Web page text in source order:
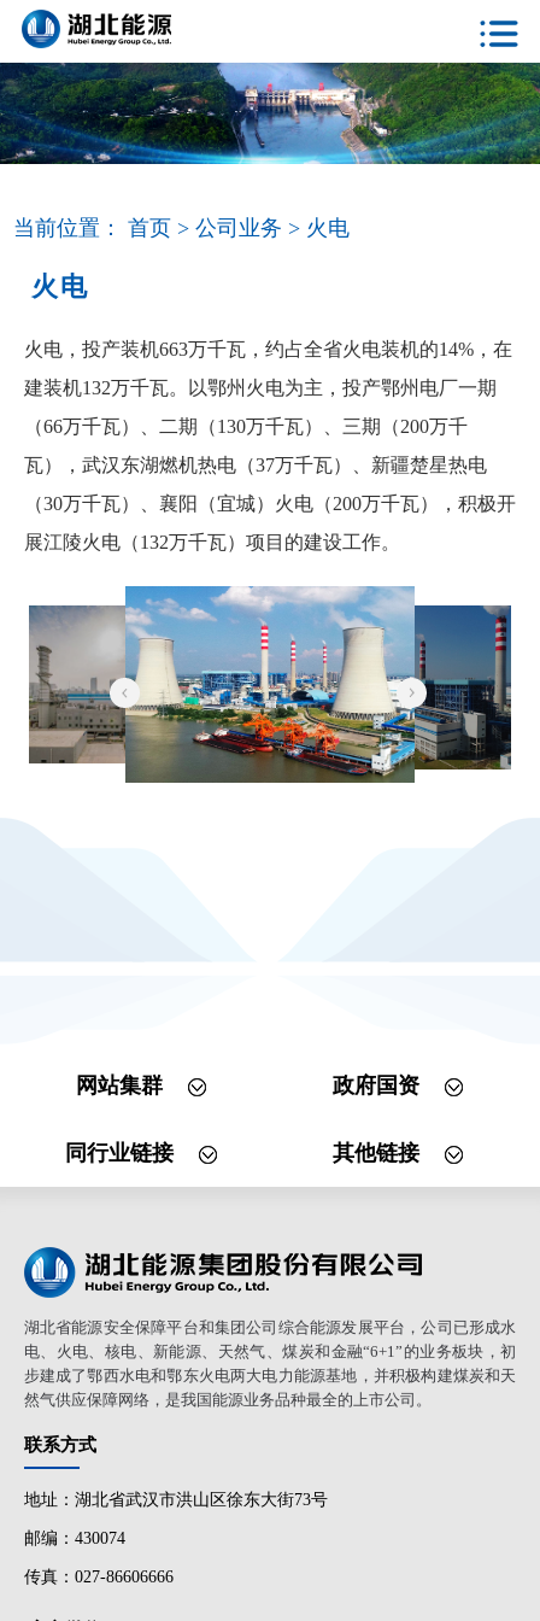
当前位置：首页 >公司业务 > 火电
火电
火电，投产装机663万千瓦，约占全省火电装机的14%，在
建装机132万千瓦。以鄂州火电为主，投产鄂州电厂一期
（66万千瓦）、二期（130万千瓦）、三期（200万千
瓦），武汉东湖燃机热电（37万千瓦）、新疆楚星热电
（30万千瓦）、襄阳（宜城）火电（200万千瓦），积极开
展江陵火电（132万千瓦）项目的建设工作。
网站集群 政府国资
同行业链接 其他链接
湖北省能源安全保障平台和集团公司综合能源发展平台，公司已形成水
电、火电、核电、新能源、天然气、煤炭和金融“6+1”的业务板块，初
步建成了鄂西水电和鄂东火电两大电力能源基地，并积极构建煤炭和天
然气供应保障网络，是我国能源业务品种最全的上市公司。
联系方式
地址：湖北省武汉市洪山区徐东大街73号
邮编：430074
传真：027-86606666